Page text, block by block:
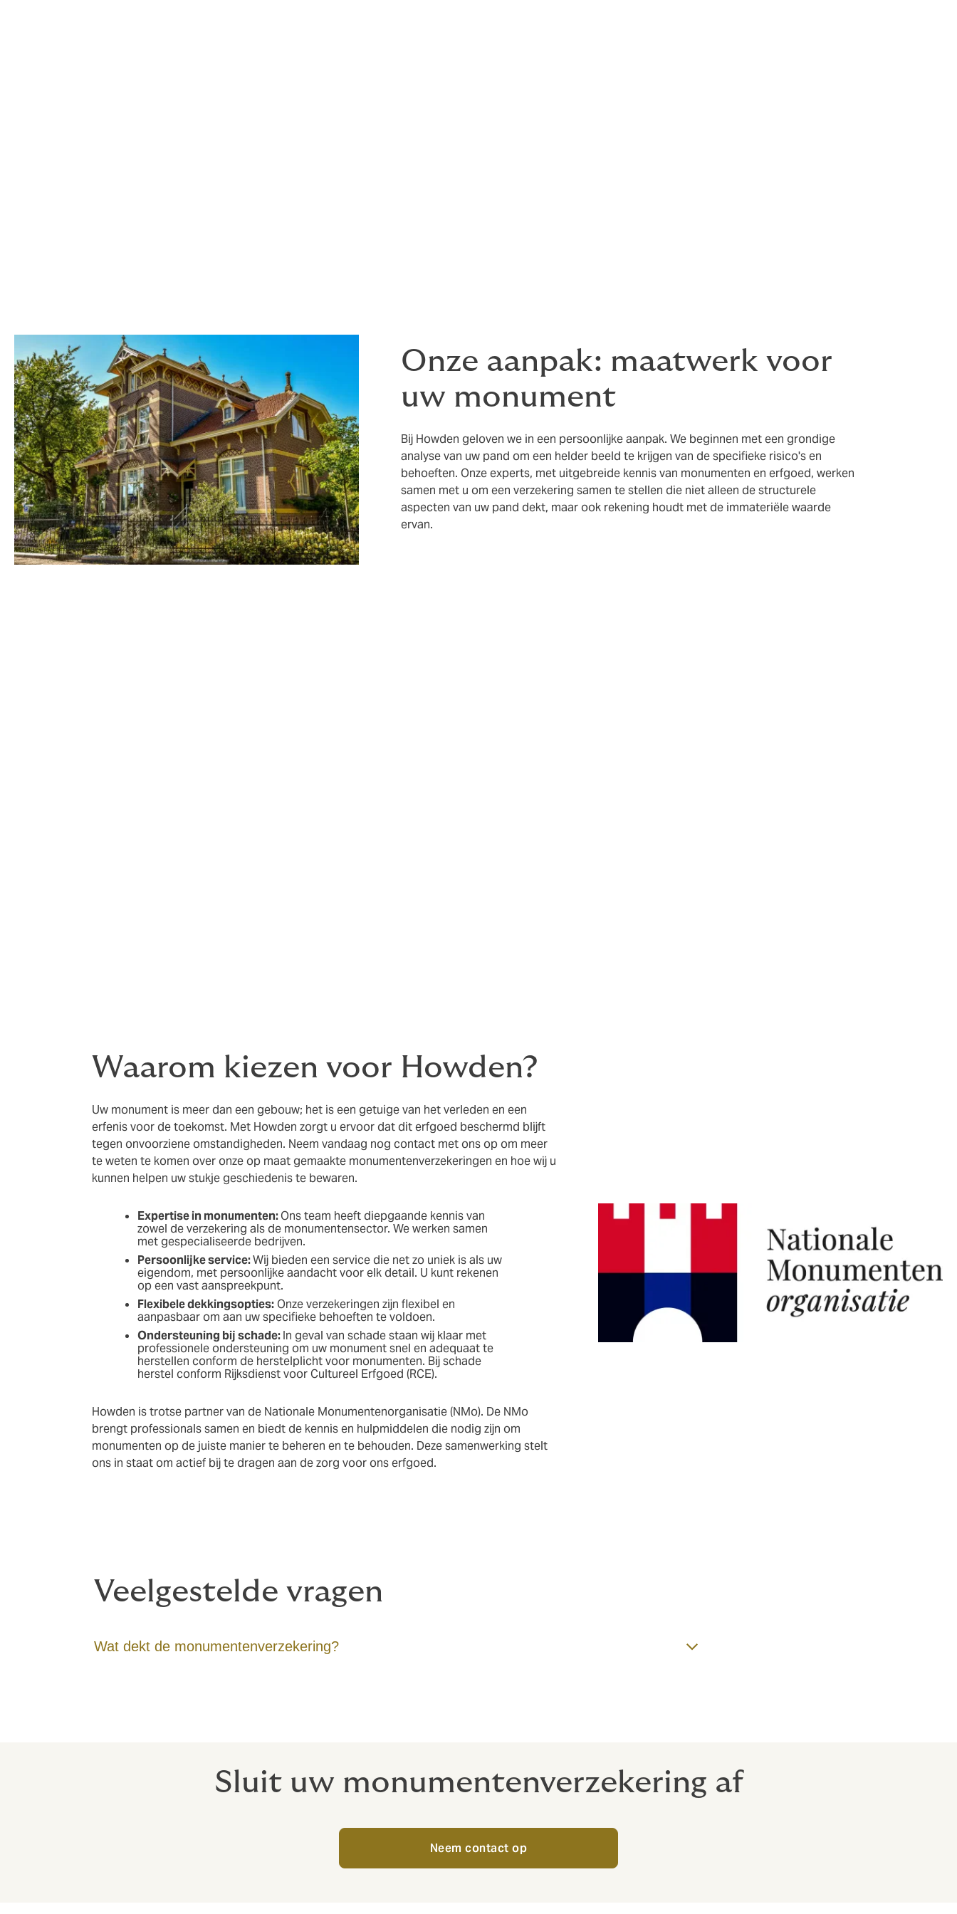
Onze aanpak: maatwerk voor
uw monument
Bij Howden geloven we in een persoonlijke aanpak. We beginnen met een grondige
analyse van uw pand om een helder beeld te krijgen van de specifieke risico's en
behoeften. Onze experts, met uitgebreide kennis van monumenten en erfgoed, werken
samen met u om een verzekering samen te stellen die niet alleen de structurele
aspecten van uw pand dekt, maar ook rekening houdt met de immateriële waarde
ervan.
Waarom kiezen voor Howden?
Uw monument is meer dan een gebouw; het is een getuige van het verleden en een
erfenis voor de toekomst. Met Howden zorgt u ervoor dat dit erfgoed beschermd blijft
tegen onvoorziene omstandigheden. Neem vandaag nog contact met ons op om meer
te weten te komen over onze op maat gemaakte monumentenverzekeringen en hoe wij u
kunnen helpen uw stukje geschiedenis te bewaren.
Expertise in monumenten:Ons team heeft diepgaande kennis van
zowel de verzekering als de monumentensector. We werken samen
met gespecialiseerde bedrijven.
Persoonlijke service:Wij bieden een service die net zo uniek is als uw
eigendom, met persoonlijke aandacht voor elk detail. U kunt rekenen
op een vast aanspreekpunt.
Flexibele dekkingsopties:Onze verzekeringen zijn flexibel en
aanpasbaar om aan uw specifieke behoeften te voldoen.
Ondersteuning bij schade:In geval van schade staan wij klaar met
professionele ondersteuning om uw monument snel en adequaat te
herstellen conform de herstelplicht voor monumenten. Bij schade
herstel conform Rijksdienst voor Cultureel Erfgoed (RCE).
Howden is trotse partner van de Nationale Monumentenorganisatie (NMo). De NMo
brengt professionals samen en biedt de kennis en hulpmiddelen die nodig zijn om
monumenten op de juiste manier te beheren en te behouden. Deze samenwerking stelt
ons in staat om actief bij te dragen aan de zorg voor ons erfgoed.
Veelgestelde vragen
Wat dekt de monumentenverzekering?
Sluit uw monumentenverzekering af
Neem contact op